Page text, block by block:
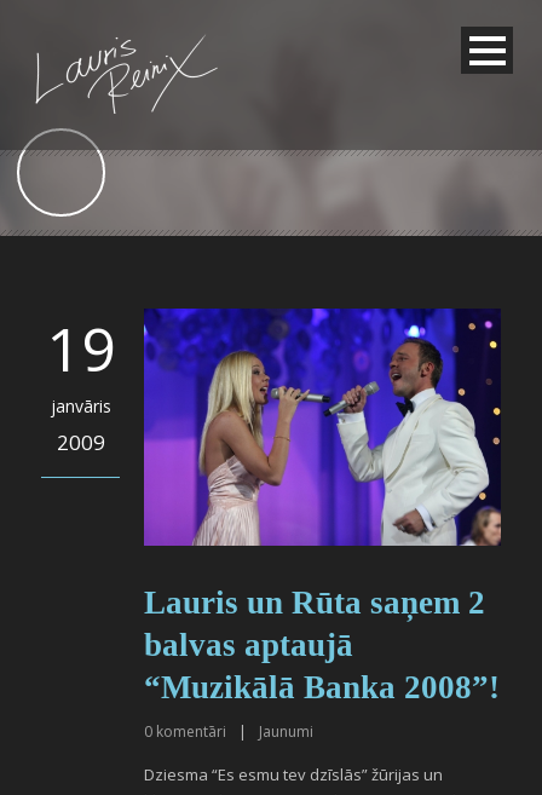
19
janvāris
2009
Lauris un Rūta saņem 2
balvas aptaujā
“Muzikālā Banka 2008”!
0 komentāri Jaunumi
Dziesma “Es esmu tev dzīslās” žūrijas un